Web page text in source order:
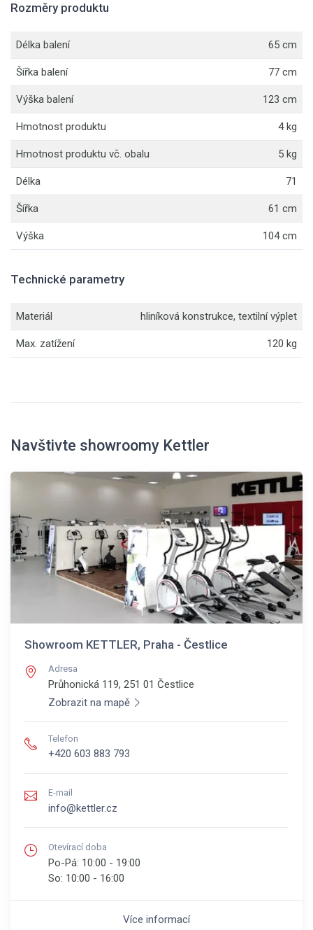
Rozměry produktu
Délka balení 65 cm
Šířka balení 77 cm
Výška balení 123 cm
Hmotnost produktu 4 kg
Hmotnost produktu vč. obalu 5 kg
Délka 71
Šířka 61 cm
Výška 104 cm
Technické parametry
Materiál hliníková konstrukce, textilní výplet
Max. zatížení 120 kg
Navštivte showroomy Kettler
Showroom KETTLER, Praha - Čestlice
Adresa
Průhonická 119, 251 01 Čestlice
Zobrazit na mapě
Telefon
+420 603 883 793
E-mail
info@kettler.cz
Otevírací doba
Po-Pá: 10:00 - 19:00
So: 10:00 - 16:00
Více informací